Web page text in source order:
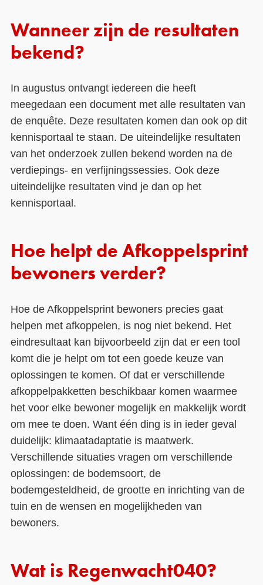
Wanneer zijn de resultaten
bekend?
In augustus ontvangt iedereen die heeft
meegedaan een document met alle resultaten van
de enquête. Deze resultaten komen dan ook op dit
kennisportaal te staan. De uiteindelijke resultaten
van het onderzoek zullen bekend worden na de
verdiepings- en verfijningssessies. Ook deze
uiteindelijke resultaten vind je dan op het
kennisportaal.
Hoe helpt de Afkoppelsprint
bewoners verder?
Hoe de Afkoppelsprint bewoners precies gaat
helpen met afkoppelen, is nog niet bekend. Het
eindresultaat kan bijvoorbeeld zijn dat er een tool
komt die je helpt om tot een goede keuze van
oplossingen te komen. Of dat er verschillende
afkoppelpakketten beschikbaar komen waarmee
het voor elke bewoner mogelijk en makkelijk wordt
om mee te doen. Want één ding is in ieder geval
duidelijk: klimaatadaptatie is maatwerk.
Verschillende situaties vragen om verschillende
oplossingen: de bodemsoort, de
bodemgesteldheid, de grootte en inrichting van de
tuin en de wensen en mogelijkheden van
bewoners.
Wat is Regenwacht040?